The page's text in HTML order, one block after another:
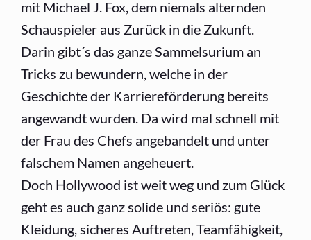
mit Michael J. Fox, dem niemals alternden
Schauspieler aus Zurück in die Zukunft.
Darin gibt´s das ganze Sammelsurium an
Tricks zu bewundern, welche in der
Geschichte der Karriereförderung bereits
angewandt wurden. Da wird mal schnell mit
der Frau des Chefs angebandelt und unter
falschem Namen angeheuert.
Doch Hollywood ist weit weg und zum Glück
geht es auch ganz solide und seriös: gute
Kleidung, sicheres Auftreten, Teamfähigkeit,